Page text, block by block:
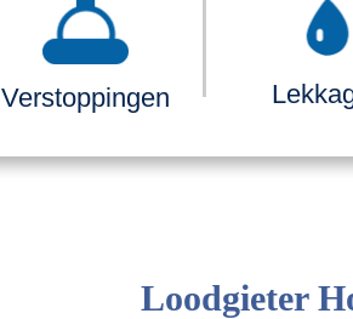
Verstoppingen
Loodgieter